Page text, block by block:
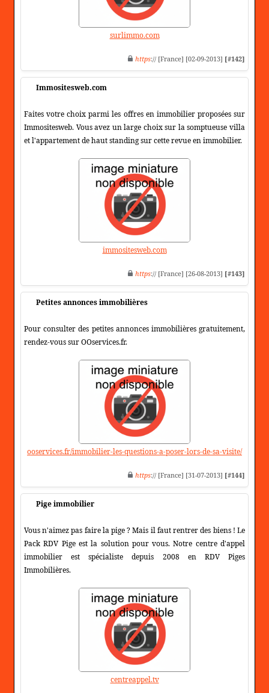
surlimmo.com
https:// [France] [02-09-2013] [#142]
Immositesweb.com
Faites votre choix parmi les offres en immobilier proposées sur
Immositesweb. Vous avez un large choix sur la somptueuse villa
et l'appartement de haut standing sur cette revue en immobilier.
immositesweb.com
https:// [France] [26-08-2013] [#143]
Petites annonces immobilières
Pour consulter des petites annonces immobilières gratuitement,
rendez-vous sur OOservices.fr.
ooservices.fr/immobilier-les-questions-a-poser-lors-de-sa-visite/
https:// [France] [31-07-2013] [#144]
Pige immobilier
Vous n'aimez pas faire la pige ? Mais il faut rentrer des biens ! Le
Pack RDV Pige est la solution pour vous. Notre centre d'appel
immobilier est spécialiste depuis 2008 en RDV Piges
Immobilières.
centreappel.tv